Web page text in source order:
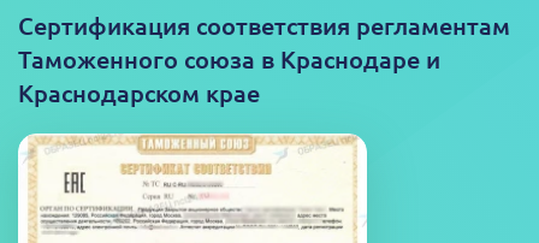
Сертификация соответствия регламентам
Таможенного союза в Краснодаре и
Краснодарском крае